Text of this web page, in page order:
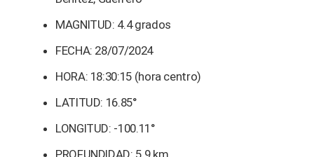
MAGNITUD: 4.4 grados
FECHA: 28/07/2024
HORA: 18:30:15 (hora centro)
LATITUD: 16.85°
LONGITUD: -100.11°